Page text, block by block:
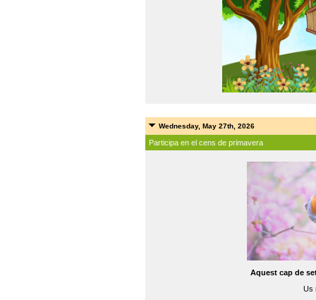
Wednesday, May 27th, 2026
Participa en el cens de primavera
Aquest cap de
Us